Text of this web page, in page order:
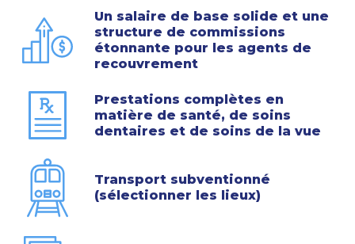
Un salaire de base solide et une
structure de commissions
étonnante pour les agents de
recouvrement
Prestations complètes en
matière de santé, de soins
dentaires et de soins de la vue
Transport subventionné
(sélectionner les lieux)